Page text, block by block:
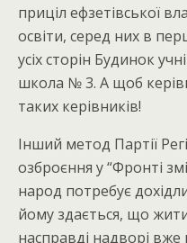
приціл ефзетівської
освіти, серед них в
усіх сторін Будинок
школа № 3. А щоб
таких керівників!
Інший метод Партії
озброєння у “Фронті
народ потребує
йому здається, що
насправді надворі